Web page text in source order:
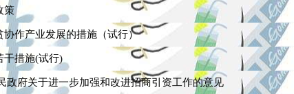
策
协作产业发展的措施（试行）
干措施(试行)
政府关于进一步加强和改进招商引资工作的意见